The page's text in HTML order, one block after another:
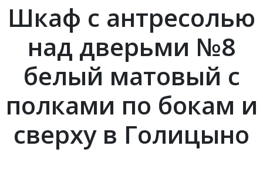
Шкаф с антресолью
над дверьми №8
белый матовый с
полками по бокам и
сверху в Голицыно